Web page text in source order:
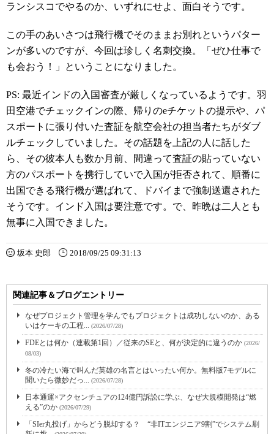
ランシスコでやるのか、いずれにせよ、面白そうです。
この手のあいさつは飛行機でそのままお別れというパター
ンが多いのですが、今回は珍しく名刺交換。「ぜひ仕事で
も会おう！」ということになりました。
PS: 最近インドの入国審査が厳しくなっているようです。羽
田空港でチェックインの際、帰りのeチケットの提示や、パ
スポートに張り付いた査証を航空会社の担当者たちがダブ
ルチェックしていました。その話題を上記の人に話した
ら、その彼本人も数か月前、間違って査証の貼っていない
方のパスポートを携行していで入国が拒否されて、順番に
出国できる飛行機が選ばれて、ドバイまで強制送還された
そうです。インド入国は要注意です。で、昨晩は二人とも
無事に入国できました。
坂本 史郎 2018/09/25 09:31:13
関連記事＆ブログエントリー
なぜプロジェクト管理を学んでもプロジェクトは成功しないのか、ある
いはケーキの工程... (2026/07/28)
FDEとは何か（連載第1回）／従来のSEと、何が決定的に違うのか (2026/
08/03)
冬の冷たい海で叫んだ英雄の名言とはいったい何か。無料版7モデルに
聞いたら微妙だっ... (2026/07/28)
日本通運×アクセンチュアの124億円訴訟に学ぶ、なぜ大規模開発は“燃
える”のか (2026/07/29)
「SIer丸投げ」からどう脱却する？ “非ITエンジニア9割”でシステム刷